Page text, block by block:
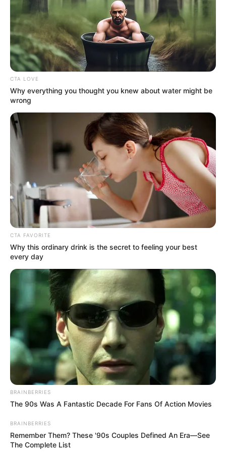
Πανεπιστήμια 2026 – Ημερομηνίες για
πρωτοετείς
Ακολουθήστε το evianews.com στοGoogle
News
ΤΑ ΠΙΟ ΔΗΜΟΦΙΛΗ
CTA LOVE
Why everything you thought you knew about water might be
wrong
CTA FAVORITE
Why this ordinary drink is the secret to feeling your best
every day
BRAINBERRIES
The 90s Was A Fantastic Decade For Fans Of Action Movies
BRAINBERRIES
Remember Them? These '90s Couples Defined An Era—See
The Complete List